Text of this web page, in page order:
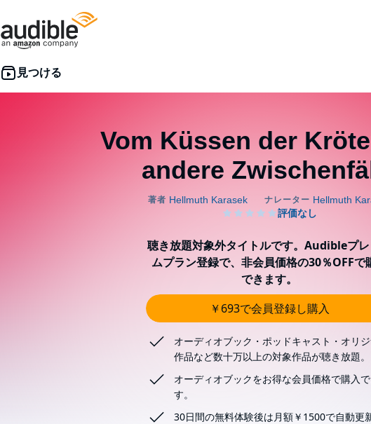
Vom Küssen der
andere
聴き放題対象外タイトルです。Audibleプ
ムプラン登録で、非会員価格の30％OFFで
できます。
￥693で会員登録し購入
オーディオブック・ポッドキャスト・オリ
作品など数十万以上の対象作品が聴き放題。
オーディオブックをお得な会員価格で購入で
す。
30日間の無料体験後は月額￥1500で自動更